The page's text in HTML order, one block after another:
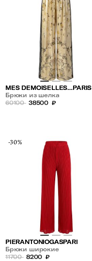
MES DEMOISELLES…PARIS
Брюки из шелка
60100 38500 ₽
-30%
PIERANTONIOGASPARI
Брюки широкие
11700 8200 ₽